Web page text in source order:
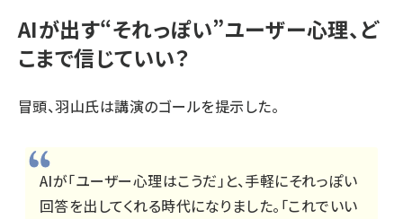
AIが出す“それっぽい”ユーザー心理、ど
こまで信じていい？
冒頭、羽山氏は講演のゴールを提示した。
AIが「ユーザー心理はこうだ」と、手軽にそれっぽい
回答を出してくれる時代になりました。「これでいい